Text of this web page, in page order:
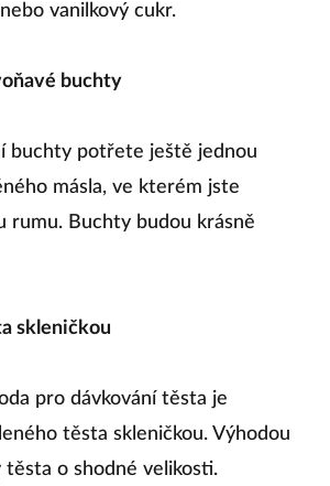
vanilkový cukr.
buchty
buchty potřete ještě jednou
másla, ve kterém jste
rumu. Buchty budou krásně
skleničkou
pro dávkování těsta je
těsta skleničkou. Výhodou
těsta o shodné velikosti.